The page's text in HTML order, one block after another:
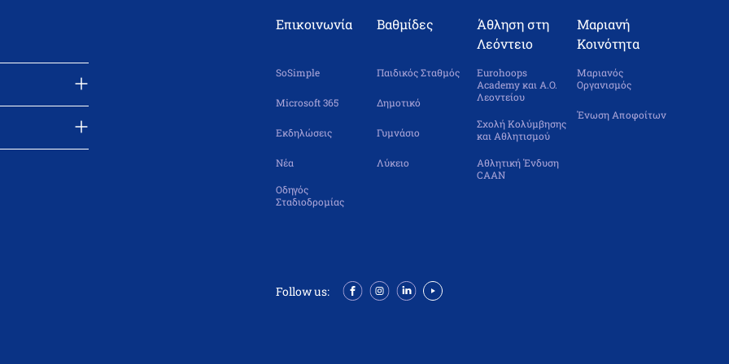
Επικοινωνία
SoSimple
Microsoft 365
Εκδηλώσεις
Νέα
Οδηγός
Σταδιοδρομίας
Βαθμίδες
Παιδικός Σταθμός
Δημοτικό
Γυμνάσιο
Λύκειο
Άθληση στη
Λεόντειο
Eurohoops
Academy και Α.Ο.
Λεοντείου
Σχολή Κολύμβησης
και Αθλητισμού
Αθλητική Ένδυση
CAAN
Μαριανή
Κοινότητα
Μαριανός
Οργανισμός
Ένωση Αποφοίτων
Follow us: